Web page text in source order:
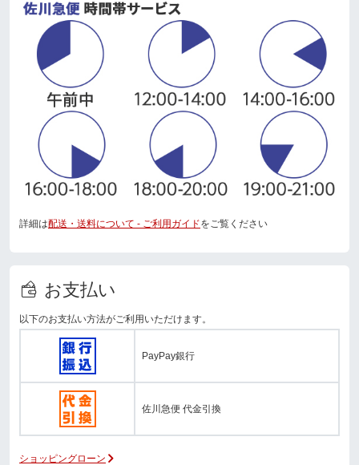
詳細は配送・送料について - ご利用ガイドをご覧ください
お支払い
以下のお支払い方法がご利用いただけます。
PayPay銀行
佐川急便 代金引換
ショッピングローン